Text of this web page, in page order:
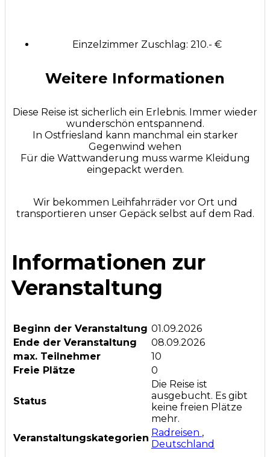
Einzelzimmer Zuschlag: 210.- €
Weitere Informationen
Diese Reise ist sicherlich ein Erlebnis. Immer wieder
wunderschön entspannend.
In Ostfriesland kann manchmal ein starker
Gegenwind wehen
Für die Wattwanderung muss warme Kleidung
eingepackt werden.
Wir bekommen Leihfahrräder vor Ort und
transportieren unser Gepäck selbst auf dem Rad.
Informationen zur
Veranstaltung
Beginn der Veranstaltung 01.09.2026
Ende der Veranstaltung
08.09.2026
max. Teilnehmer
10
Freie Plätze
0
Status
Die Reise ist
ausgebucht. Es gibt
keine freien Plätze
mehr.
Veranstaltungskategorien Radreisen ,
Deutschland